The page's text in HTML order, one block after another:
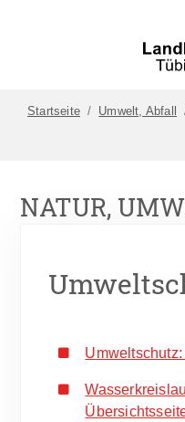
Startseite Umwelt, Abfall
NATUR,